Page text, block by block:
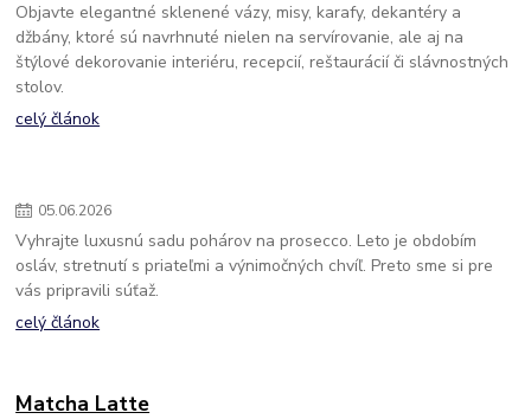
Objavte elegantné sklenené vázy, misy, karafy, dekantéry a
džbány, ktoré sú navrhnuté nielen na servírovanie, ale aj na
štýlové dekorovanie interiéru, recepcií, reštaurácií či slávnostných
stolov.
celý článok
05.06.2026
Vyhrajte luxusnú sadu pohárov na prosecco. Leto je obdobím
osláv, stretnutí s priateľmi a výnimočných chvíľ. Preto sme si pre
vás pripravili súťaž.
celý článok
Matcha Latte